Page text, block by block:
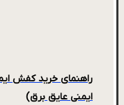
راهنمای خرید کفش
ایمنی عایق برق)